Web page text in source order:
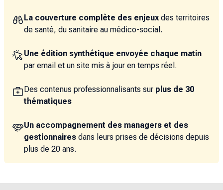
La couverture complète des enjeuxdes territoires
de santé, du sanitaire au médico-social.
Une édition synthétique envoyée chaque matin
par email et un site mis à jour en temps réel.
Des contenus professionnalisants sur plus de 30
thématiques
Un accompagnement des managers et des
gestionnaires dans leurs prises de décisions depuis
plus de 20 ans.